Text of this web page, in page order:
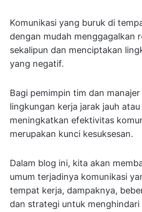
Komunikasi yang buruk di
dengan mudah menggagalkan
sekalipun dan menciptakan
yang negatif.
Bagi pemimpin tim dan
lingkungan kerja jarak jauh
meningkatkan efektivitas
merupakan kunci kesuksesan.
Dalam blog ini, kita akan
umum terjadinya komunikasi
tempat kerja, dampaknya,
dan strategi untuk menghindari